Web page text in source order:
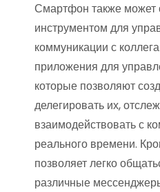
Смартфон также
инструментом для
коммуникации с
приложения для
которые позволяют
делегировать их,
взаимодействовать с
реального времени.
позволяет легко
различные